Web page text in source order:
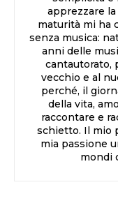
apprezzare
maturità mi ha
senza musica:
anni delle
cantautorato,
vecchio e al
perché, il
della vita,
raccontare e
schietto. Il mio
mia passione
mondi